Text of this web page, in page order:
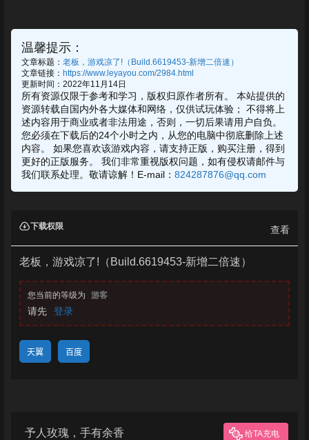
温馨提示：
文章标题： 老板，游戏凉了!（Build.6619453-新增二倍速）
文章链接： https://www.leyayou.com/2984.html
更新时间：2022年11月14日
所有资源仅限于参考和学习，版权归原作者所有。 本站提供的
资源转载自国内外各大媒体和网络，仅供试玩体验； 不得将上
述内容用于商业或者非法用途，否则，一切后果请用户自负。
您必须在下载后的24个小时之内，从您的电脑中彻底删除上述
内容。 如果您喜欢该游戏内容，请支持正版，购买注册，得到
更好的正版服务。 我们非常重视版权问题，如有侵权请邮件与
我们联系处理。敬请谅解！E-mail： 824287876@qq.com
下载权限 查看
老板，游戏凉了!（Build.6619453-新增二倍速）
您当前的等级为 游客
请先 登录
天翼 百度
予人玫瑰，手有余香 给TA充电